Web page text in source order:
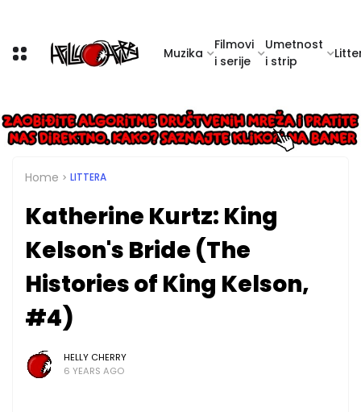
Muzika
Filmovi
i serije
Umetnost
i strip
Home LITTERA
Katherine Kurtz: King
Kelson's Bride (The
Histories of King Kelson,
#4)
HELLY CHERRY
6 YEARS AGO